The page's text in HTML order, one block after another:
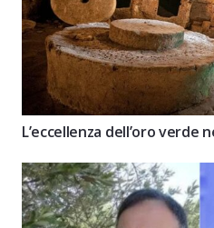
L’eccellenza dell’oro verde